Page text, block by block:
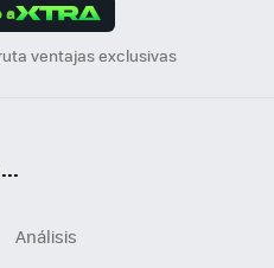
a
ventajas exclusivas
Análisis